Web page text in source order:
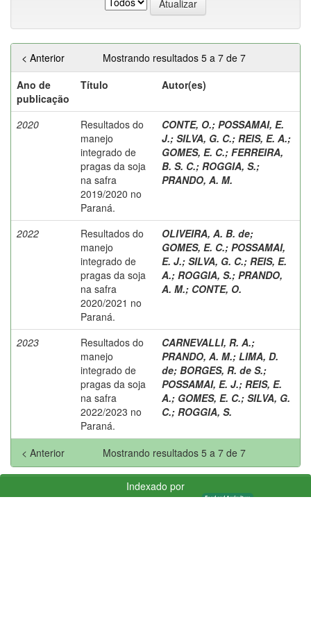
Mostrando resultados 5 a 7 de 7
< Anterior
Ano de
publicação
Título Autor(es)
2020
Resultados do
manejo
integrado de
pragas da soja
na safra
2019/2020 no
Paraná.
CONTE, O.; POSSAMAI, E.
J.; SILVA, G. C.; REIS, E. A.;
GOMES, E. C.; FERREIRA,
B. S. C.; ROGGIA, S.;
PRANDO, A. M.
2022
Resultados do
manejo
integrado de
pragas da soja
na safra
2020/2021 no
Paraná.
OLIVEIRA, A. B. de;
GOMES, E. C.; POSSAMAI,
E. J.; SILVA, G. C.; REIS, E.
A.; ROGGIA, S.; PRANDO,
A. M.; CONTE, O.
2023
Resultados do
manejo
integrado de
pragas da soja
na safra
2022/2023 no
Paraná.
CARNEVALLI, R. A.;
PRANDO, A. M.; LIMA, D.
de; BORGES, R. de S.;
POSSAMAI, E. J.; REIS, E.
A.; GOMES, E. C.; SILVA, G.
C.; ROGGIA, S.
Mostrando resultados 5 a 7 de 7
< Anterior
Indexado por